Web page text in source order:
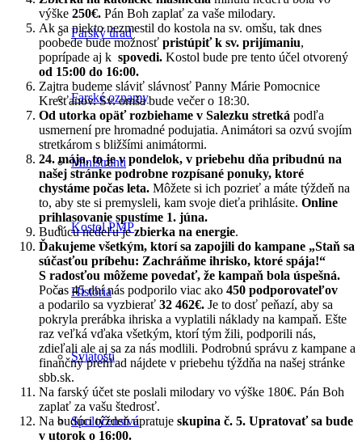
Farský úrad
Farské oznamy
Miništranti
Kostol PMP
História
Sviatosti
Spoločenstvá
výške 250€. Pán Boh zaplať za vaše milodary.
Ak sa niekto nezmestil do kostola na sv. omšu, tak dnes
poobede bude možnosť pristúpiť k sv. prijímaniu,
poprípade aj k spovedi. Kostol bude pre tento účel otvorený
od 15:00 do 16:00.
Zajtra budeme sláviť slávnosť Panny Márie Pomocnice
Kresťanov. Sv. omša bude večer o 18:30.
Od utorka opäť rozbiehame v Salezku stretká podľa
usmernení pre hromadné podujatia. Animátori sa ozvú svojím
stretkárom s bližšími animátormi.
24. mája, to je v pondelok, v priebehu dňa pribudnú na
našej stránke podrobne rozpísané ponuky, ktoré
chystáme počas leta. Môžete si ich pozrieť a máte týždeň na
to, aby ste si premysleli, kam svoje dieťa prihlásite. Online
prihlasovanie spustíme 1. júna.
Budúcu nedeľu jezbierka na energie.
Ďakujeme všetkým, ktorí sa zapojili do kampane „Staň sa
súčasťou príbehu: Zachráňme ihrisko, ktoré spája!“
S radosťou môžeme povedať, že kampaň bola úspešná.
Počas 45 dní nás podporilo viac ako 450 podporovateľov
a podarilo sa vyzbierať 32 462€. Je to dosť peňazí, aby sa
pokryla prerábka ihriska a vyplatili náklady na kampaň. Ešte
raz veľká vďaka všetkým, ktorí tým žili, podporili nás,
zdieľali ale aj sa za nás modlili. Podrobnú správu z kampane a
finančný prehľad nájdete v priebehu týždňa na našej stránke
sbb.sk.
Na farský účet ste poslali milodary vo výške 180€. Pán Boh
zaplať za vašu štedrosť.
Na budúci týždeň upratuje skupina č. 5. Upratovať sa bude
v utorok o 16:00.